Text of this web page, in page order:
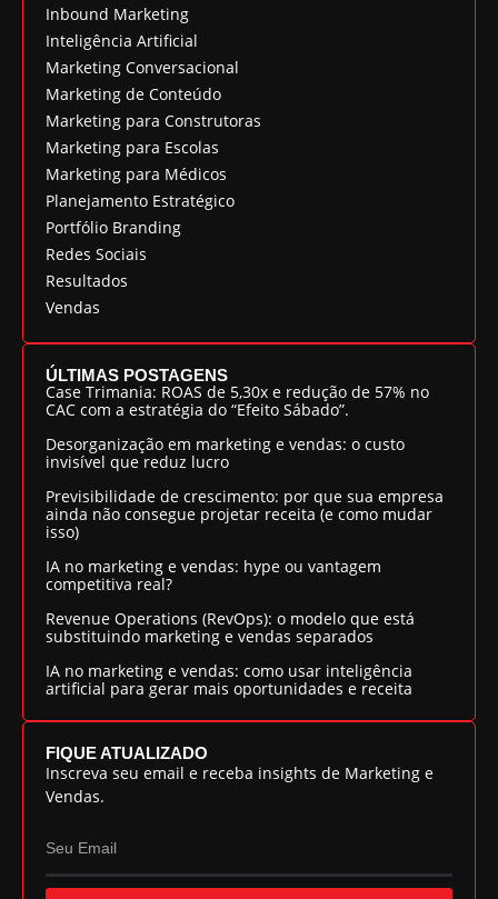
Inbound Marketing
Inteligência Artificial
Marketing Conversacional
Marketing de Conteúdo
Marketing para Construtoras
Marketing para Escolas
Marketing para Médicos
Planejamento Estratégico
Portfólio Branding
Redes Sociais
Resultados
Vendas
ÚLTIMAS POSTAGENS
Case Trimania: ROAS de 5,30x e redução de 57% no
CAC com a estratégia do “Efeito Sábado”.
Desorganização em marketing e vendas: o custo
invisível que reduz lucro
Previsibilidade de crescimento: por que sua empresa
ainda não consegue projetar receita (e como mudar
isso)
IA no marketing e vendas: hype ou vantagem
competitiva real?
Revenue Operations (RevOps): o modelo que está
substituindo marketing e vendas separados
IA no marketing e vendas: como usar inteligência
artificial para gerar mais oportunidades e receita
FIQUE ATUALIZADO
Inscreva seu email e receba insights de Marketing e
Vendas.